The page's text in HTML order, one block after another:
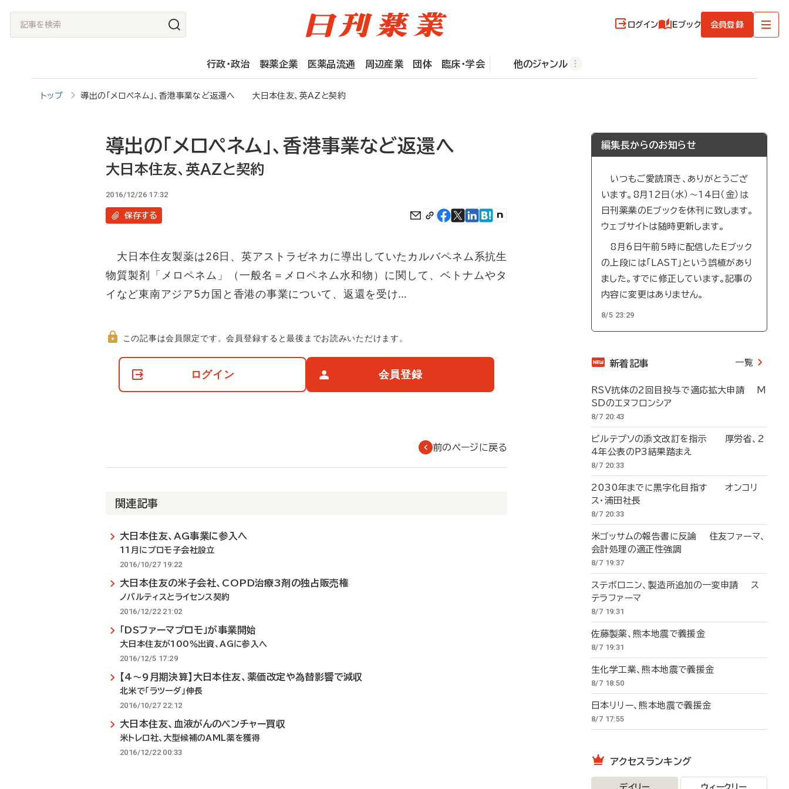
記
事
ログイン Eブック 会員登録
行政・政治 製薬企業 医薬品流通 周辺産業 団体 臨床・学会 他のジャンル
トップ 導出の「メロペネム」、香港事業など返還へ 大日本住友、英AZと契約
導出の「メロペネム」、香港事業など返還へ
大日本住友、英AZと契約
2016/12/26 17:32
保存する
大日本住友製薬は26日、英アストラゼネカに導出していたカルバペネム系抗生
物質製剤「メロペネム」（一般名＝メロペネム水和物）に関して、ベトナムやタ
イなど東南アジア5カ国と香港の事業について、返還を受け…
て
この記事は会員限定です。会員登録すると最後までお読みいただけます。
ログイン 会員登録
前のページに戻る
関連記事
大日本住友、AG事業に参入へ
11月にプロモ子会社設立
2016/10/27 19:22
大日本住友の米子会社、COPD治療3剤の独占販売権
ノバルティスとライセンス契約
2016/12/22 21:02
「DSファーマプロモ」が事業開始
大日本住友が100％出資、AGに参入へ
2016/12/5 17:29
【4～9月期決算】大日本住友、薬価改定や為替影響で減収
北米で「ラツーダ」伸長
2016/10/27 22:12
大日本住友、血液がんのベンチャー買収
米トレロ社、大型候補のAML薬を獲得
2016/12/22 00:33
編集長からのお知らせ
いつもご愛読頂き、ありがとうござ
います。8月12日（水）～14日（金）は
日刊薬業のEブックを休刊に致します。
ウェブサイトは随時更新します。
8月6日午前5時に配信したEブック
の上段には「LAST」という誤植があり
ました。すでに修正しています。記事の
内容に変更はありません。
8/5 23:29
新着記事 一覧
RSV抗体の2回目投与で適応拡大申請 M
SDのエヌフロンシア
8/7 20:43
ビルテプソの添文改訂を指示 厚労省、2
4年公表のP3結果踏まえ
8/7 20:33
2030年までに黒字化目指す オンコリ
ス・浦田社長
8/7 20:33
米ゴッサムの報告書に反論 住友ファーマ、
会計処理の適正性強調
8/7 19:37
ステボロニン、製造所追加の一変申請 ス
テラファーマ
8/7 19:31
佐藤製薬、熊本地震で義援金
8/7 19:31
生化学工業、熊本地震で義援金
8/7 18:50
日本リリー、熊本地震で義援金
8/7 17:55
アクセスランキング
デイリー ウィークリー